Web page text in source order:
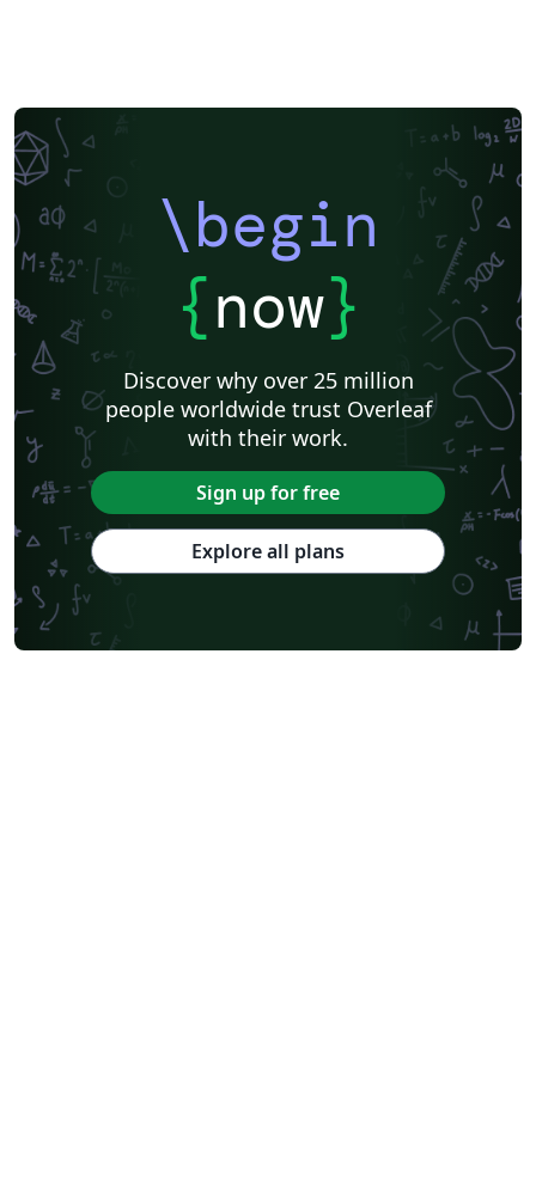
\begin
{now}
Discover why over 25 million
people worldwide trust Overleaf
with their work.
Sign up for free
Explore all plans